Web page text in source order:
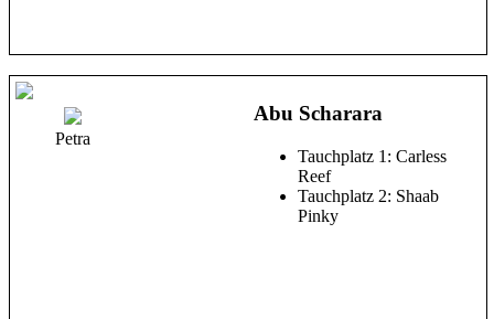
Petra
Abu Scharara
Tauchplatz 1: Carless
Reef
Tauchplatz 2: Shaab
Pinky